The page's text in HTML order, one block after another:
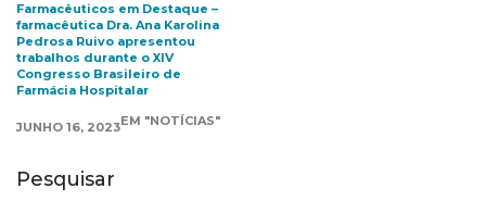
Farmacêuticos em Destaque –
farmacêutica Dra. Ana Karolina
Pedrosa Ruivo apresentou
trabalhos durante o XIV
Congresso Brasileiro de
Farmácia Hospitalar
JUNHO 16, 2023EM "NOTÍCIAS"
Pesquisar